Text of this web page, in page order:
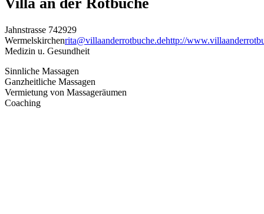
Jahnstrasse 742929
Wermelskirchenrita@villaanderrotbuche.dehttp://
Medizin u. Gesundheit
Sinnliche Massagen
Ganzheitliche Massagen
Vermietung von Massageräumen
Coaching